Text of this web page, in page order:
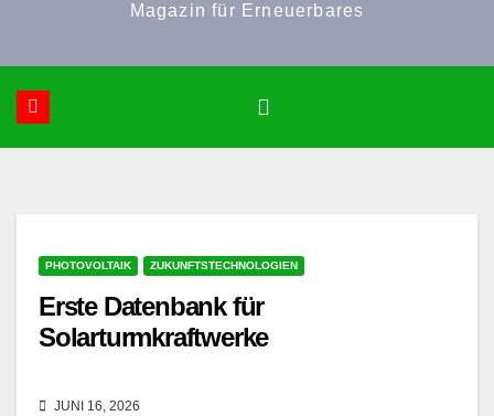
Magazin für Erneuerbares
PHOTOVOLTAIK ZUKUNFTSTECHNOLOGIEN
Erste Datenbank für
Solarturmkraftwerke
JUNI 16, 2026